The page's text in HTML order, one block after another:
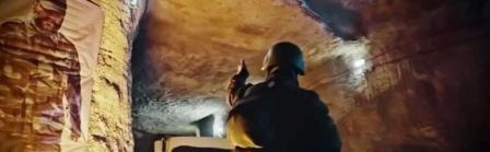
الدولي الذي يفترض أن يمول ذلك، وأن على القوى التي تريد
تسريع العودة الكف عن جعل هذا الملف خلافيا يلهي الدولة عن
الهدف الحقيقي، لأن استمرار التخبط بين رأيين، يشل قدرة
الدولة على التحرك نحو هذا الهدف. ويشير المصدر الوزاري نفسه
إلى أن من الخطوات العشوائية التي تتخذ قيام بلدات وقرى